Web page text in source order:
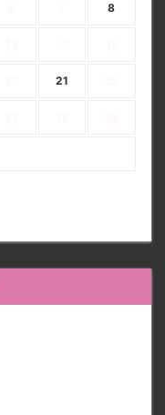
8
21